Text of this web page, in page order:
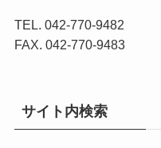
TEL. 042-770-9482
FAX. 042-770-9483
サイト内検索